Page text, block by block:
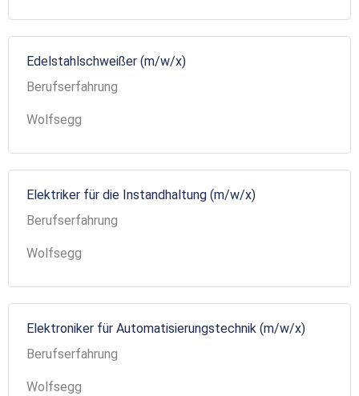
Edelstahlschweißer (m/w/x)
Berufserfahrung
Wolfsegg
Elektriker für die Instandhaltung (m/w/x)
Berufserfahrung
Wolfsegg
Elektroniker für Automatisierungstechnik (m/w/x)
Berufserfahrung
Wolfsegg